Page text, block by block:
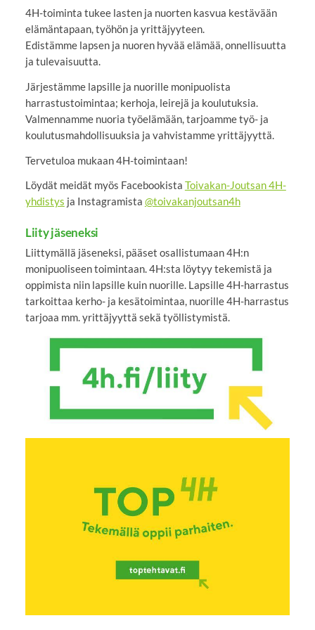
4H-toiminta tukee lasten ja nuorten kasvua kestävään
elämäntapaan, työhön ja yrittäjyyteen.
Edistämme lapsen ja nuoren hyvää elämää, onnellisuutta
ja tulevaisuutta.
Järjestämme lapsille ja nuorille monipuolista
harrastustoimintaa; kerhoja, leirejä ja koulutuksia.
Valmennamme nuoria työelämään, tarjoamme työ- ja
koulutusmahdollisuuksia ja vahvistamme yrittäjyyttä.
Tervetuloa mukaan 4H-toimintaan!
Löydät meidät myös Facebookista Toivakan-Joutsan 4H-
yhdistys ja Instagramista @toivakanjoutsan4h
Liity jäseneksi
Liittymällä jäseneksi, pääset osallistumaan 4H:n
monipuoliseen toimintaan. 4H:sta löytyy tekemistä ja
oppimista niin lapsille kuin nuorille. Lapsille 4H-harrastus
tarkoittaa kerho- ja kesätoimintaa, nuorille 4H-harrastus
tarjoaa mm. yrittäjyyttä sekä työllistymistä.